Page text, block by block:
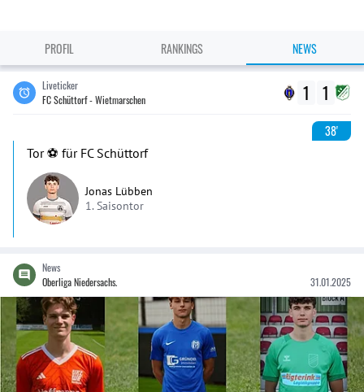
PROFIL RANKINGS NEWS
Liveticker
FC Schüttorf - Wietmarschen
1 1
38'
Tor ⚽️ für FC Schüttorf
Jonas Lübben
1. Saisontor
News
Oberliga Niedersachs.
31.01.2025